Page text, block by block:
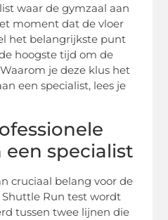
waar de gymzaal aan
moment dat de vloer
het belangrijkste punt
hoogste tijd om de
je deze klus het
een specialist, lees je
specialist
cruciaal belang voor de
Run test wordt
tussen twee lijnen die